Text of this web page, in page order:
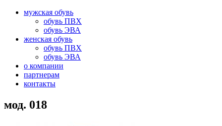
мужская обувь
обувь ПВХ
обувь ЭВА
женская обувь
обувь ПВХ
обувь ЭВА
о компании
партнерам
контакты
мод. 018